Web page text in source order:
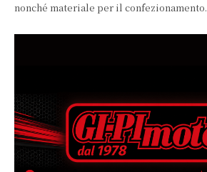
nonché materiale per il confezionamento.